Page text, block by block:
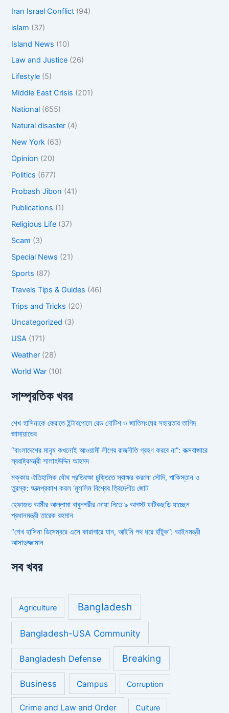
Iran Israel Conflict (94)
islam (37)
Island News (10)
Law and Justice (26)
Lifestyle (5)
Middle East Crisis (201)
National (655)
Natural disaster (4)
New York (63)
Opinion (20)
Politics (677)
Probash Jibon (41)
Publications (1)
Religious Life (37)
Scam (3)
Special News (21)
Sports (87)
Travels Tips & Guides (46)
Trips and Tricks (20)
Uncategorized (3)
USA (171)
Weather (28)
World War (10)
সাম্প্রতিক খবর
শেখ হাসিনাকে ফেরাতে ইন্টারপোলে রেড নোটিশ ও জাতিসংঘের সহায়তার তাগিদ
জামায়াতের
“বাংলাদেশের মানুষ কখনোই আওয়ামী লীগের রাজনীতি গ্রহণ করবে না”: কক্সবাজারে
স্বরাষ্ট্রমন্ত্রী সালাহউদ্দিন আহমদ
মক্কায় ঐতিহাসিক যৌথ প্রতিরক্ষা চুক্তিতে স্বাক্ষর করলো সৌদি, পাকিস্তান ও
তুরস্ক: আত্মপ্রকাশ করল ‘মুসলিম বিশ্বের ত্রিদেশীয় জোট’
হেফাজত আমীর আল্লামা বাবুনগরীর দোয়া নিতে ৯ আগস্ট ফটিকছড়ি যাচ্ছেন
প্রধানমন্ত্রী তারেক রহমান
“শেখ হাসিনা ডিসেম্বরে এসে কারাগারে যান, আইনি পথ ধরে হাঁটুক”: আইনমন্ত্রী
আসাদুজ্জামান
সব খবর
Agriculture Bangladesh
Bangladesh-USA Community
Bangladesh Defense Breaking
Business Campus Corruption
Crime and Law and Order Culture